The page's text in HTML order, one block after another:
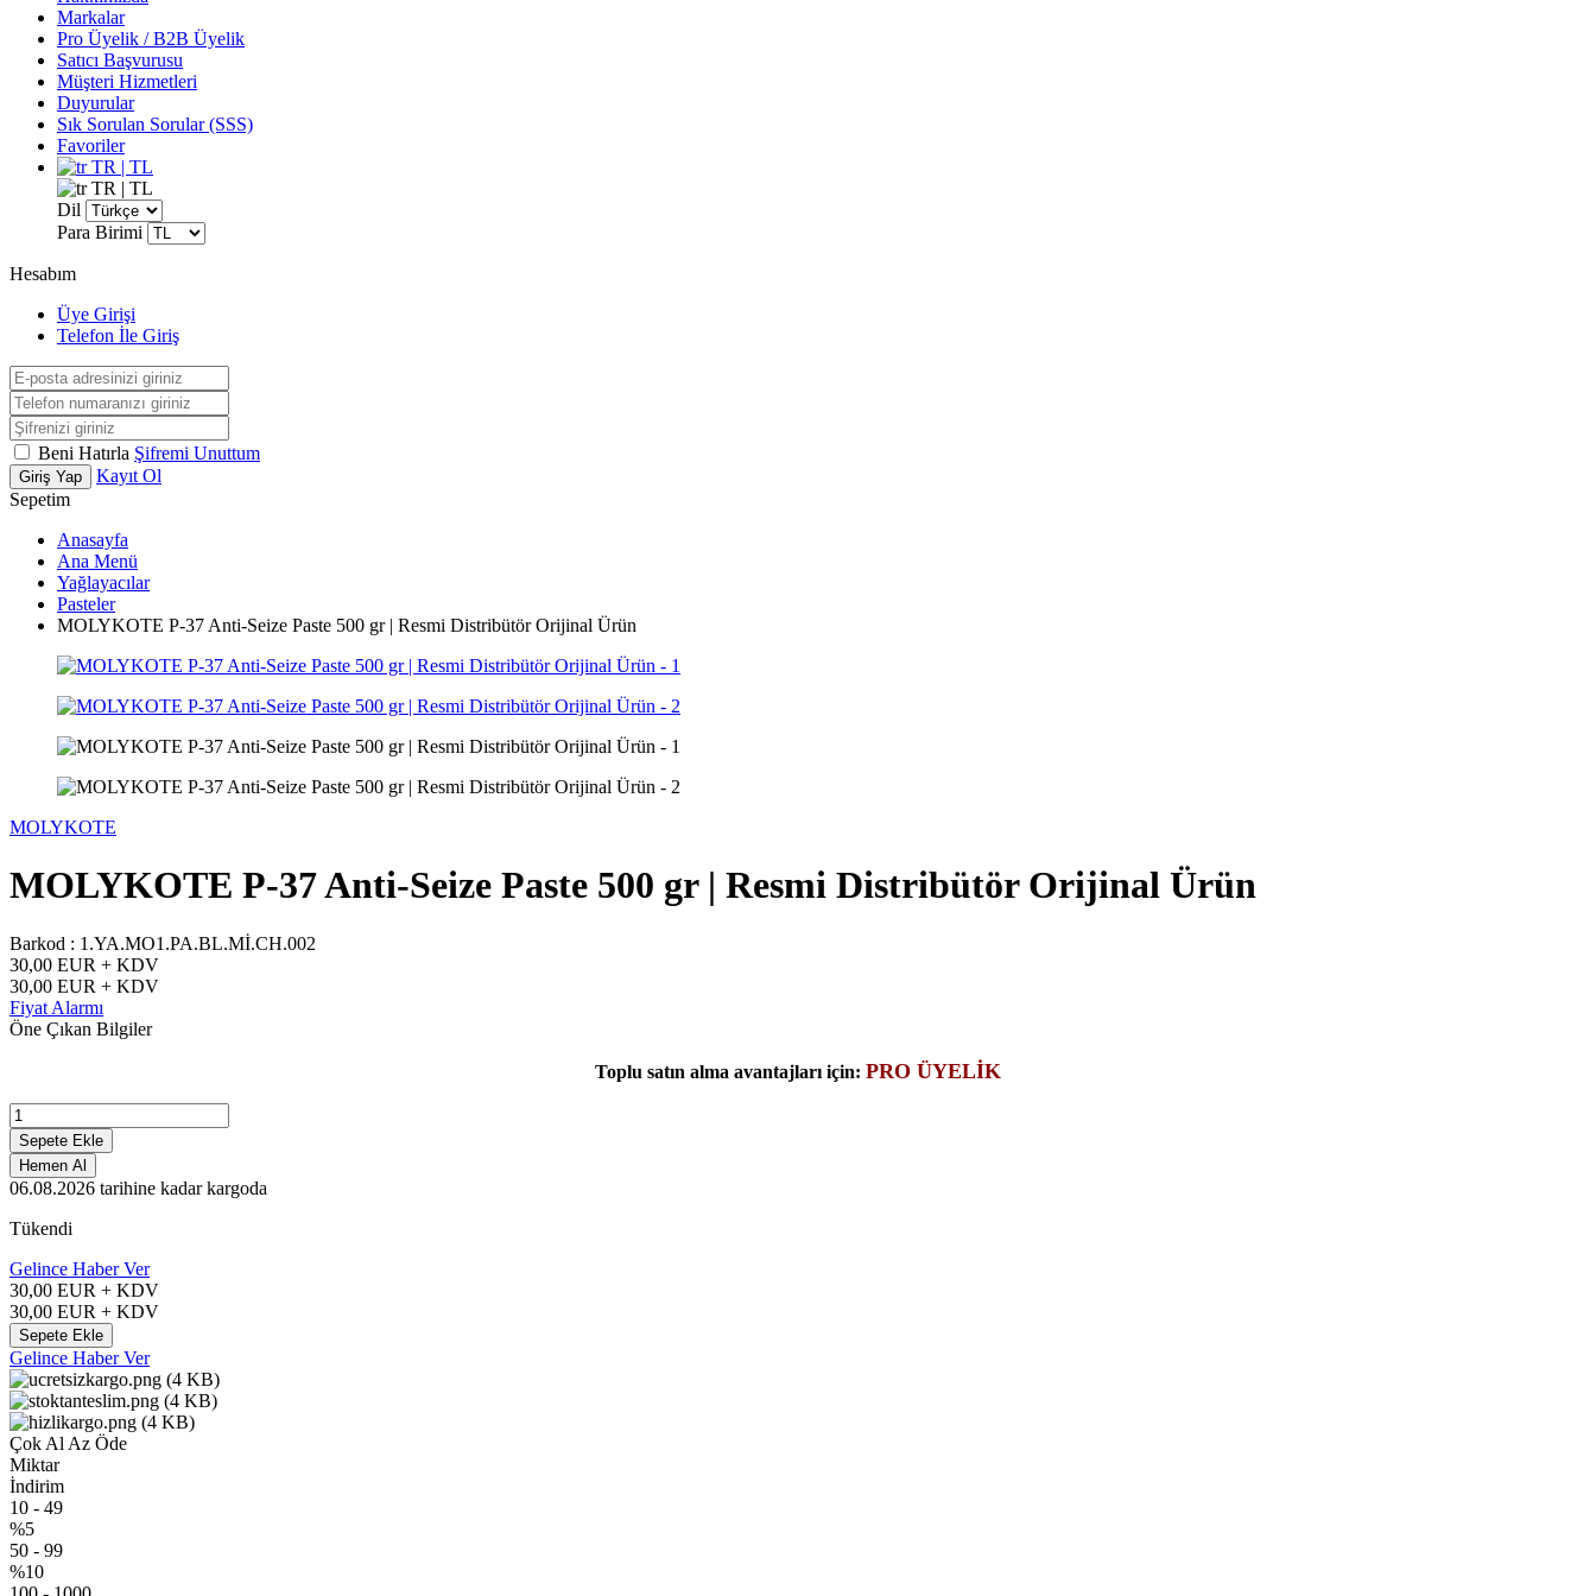
Markalar
Pro Üyelik / B2B Üyelik
Satıcı Başvurusu
Müşteri Hizmetleri
Duyurular
Sık Sorulan Sorular (SSS)
Favoriler
TR | TL
TR | TL
Dil
Para Birimi
Hesabım
Üye Girişi
Telefon İle Giriş
Beni Hatırla Şifremi Unuttum
Giriş Yap
Kayıt Ol
Sepetim
Anasayfa
Ana Menü
Yağlayacılar
Pasteler
MOLYKOTE P-37 Anti-Seize Paste 500 gr | Resmi Distribütör Orijinal Ürün
MOLYKOTE
MOLYKOTE P-37 Anti-Seize Paste 500 gr | Resmi Distribütör Orijinal Ürün
Barkod : 1.YA.MO1.PA.BL.Mİ.CH.002
30,00 EUR + KDV
30,00 EUR + KDV
Fiyat Alarmı
Öne Çıkan Bilgiler
Toplu satın alma avantajları için: PRO ÜYELİK
Sepete Ekle
Hemen Al
06.08.2026 tarihine kadar kargoda
Tükendi
Gelince Haber Ver
30,00 EUR + KDV
30,00 EUR + KDV
Sepete Ekle
Gelince Haber Ver
Çok Al Az Öde
Miktar
İndirim
10 - 49
%5
50 - 99
%10